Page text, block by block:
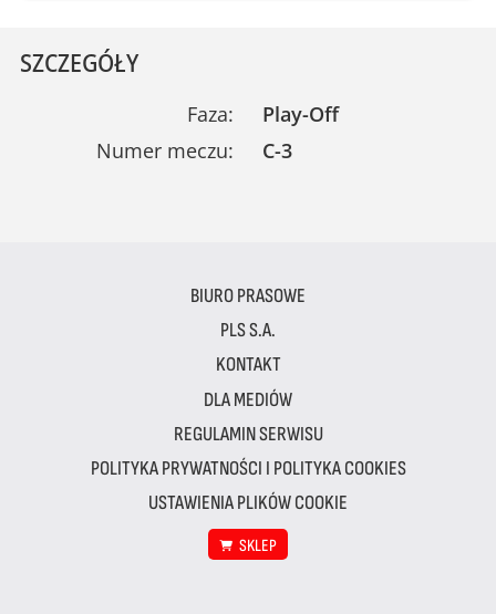
SZCZEGÓŁY
Faza:
Play-Off
Numer meczu:
C-3
BIURO PRASOWE
PLS S.A.
KONTAKT
DLA MEDIÓW
REGULAMIN SERWISU
POLITYKA PRYWATNOŚCI I POLITYKA COOKIES
USTAWIENIA PLIKÓW COOKIE
SKLEP